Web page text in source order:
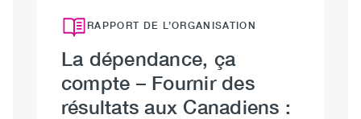
RAPPORT DE L’ORGANISATION
La dépendance, ça
compte – Fournir des
résultats aux Canadiens :